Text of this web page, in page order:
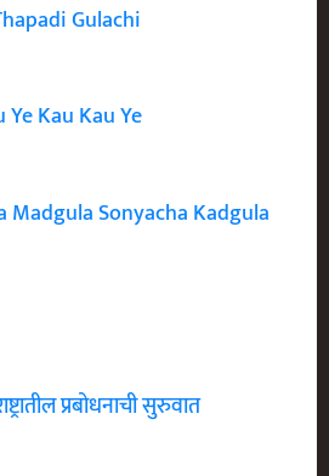
Gulachi
Kau Kau Ye
Sonyacha Kadgula
प्रबोधनाची सुरुवात